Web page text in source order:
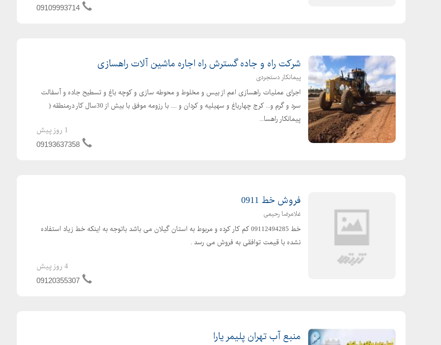
09109993714
شرکت راه و جاده گسترش راه اجاره ماشین آلات راهسازی
پیمانکار دستجردی
اجرای عملیات راهسازی اعم از بیس و مخلوط و محوطه سازی و کوچه باغ و تسطیح جاده و آسفالت
سرد و گرم و... کرج چهارباغ و سهیلیه و کردان و .... با رزومه موفق با بیش از 30سال کار درمنطقه (
پیمانکار راهسا...
1 روز پیش
09193637358
فروش خط 0911
غلامرضا رحیمی
خط 09112494285 کم کار کرده و مربوط به استان گیلان می باشد باتوجه به اینکه خط زیاد استفاده
نشده با قیمت توافقی به فروش می رسد .
4 روز پیش
09120355307
منبع آب تهران پلیمر یارا